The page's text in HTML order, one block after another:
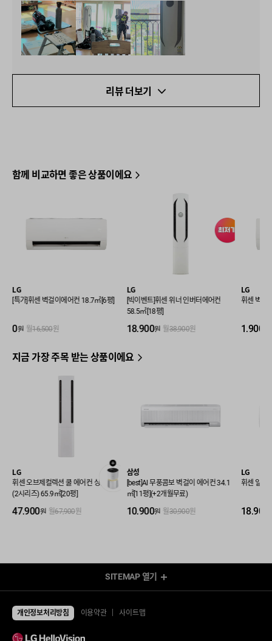
리뷰 더보기
함께 비교하면 좋은 상품이에요
LG
[특가]휘센 벽걸이에어컨 18.7㎡[6평]
0원 월16,500원
LG
[빅이벤트]휘센 위너 인버터에어컨
58.5㎡[18평]
18,900원 월38,900원
LG
휘센 벽걸
1,900
지금 가장 주목 받는 상품이에요
LG
휘센 오브제컬렉션 쿨 에어컨 싱글
(2시리즈) 65.9㎡[20평]
47,900원 월67,900원
삼성
[best]AI 무풍콤보 벽걸이 에어컨 34.1
㎡[11평](+2개월무료)
10,900원 월30,900원
LG
휘센 일반
18,900
전체상품
TV
SITEMAP 열기
개인정보처리방침 이용약관 사이트맵